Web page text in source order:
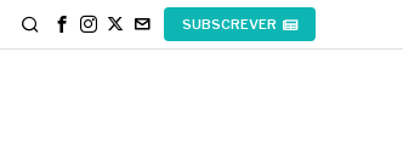
SUBSCREVER